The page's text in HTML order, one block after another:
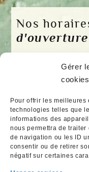
Gérer
cookies
Pour offrir les
technologies telles que
informations des
nous permettra de
de navigation ou les ID
consentir ou de retirer
négatif sur certaines
Nos
d'ouverture
Mardi au Vendredi :
18h30
Dimanche :